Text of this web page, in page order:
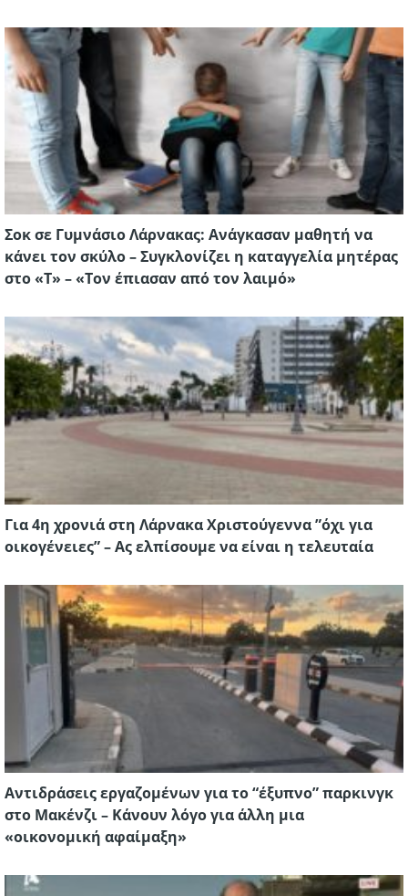
Σοκ σε Γυμνάσιο Λάρνακας: Ανάγκασαν μαθητή να
κάνει τον σκύλο – Συγκλονίζει η καταγγελία μητέρας
στο «Τ» – «Τον έπιασαν από τον λαιμό»
Για 4η χρονιά στη Λάρνακα Χριστούγεννα ”όχι για
οικογένειες” – Ας ελπίσουμε να είναι η τελευταία
Αντιδράσεις εργαζομένων για το “έξυπνο” παρκινγκ
στο Μακένζι – Κάνουν λόγο για άλλη μια
«οικονομική αφαίμαξη»